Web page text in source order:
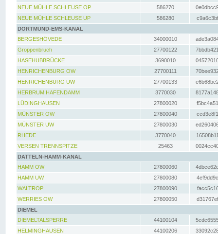
NEUE MÜHLE SCHLEUSE OP
586270
NEUE MÜHLE SCHLEUSE UP
586280
DORTMUND-EMS-KANAL
BERGESHÖVEDE
34000010
Groppenbruch
27700122
HASEHUBBRÜCKE
3690010
HENRICHENBURG OW
27700111
HENRICHENBURG UW
27700133
HERBRUM HAFENDAMM
3770030
LÜDINGHAUSEN
27800020
MÜNSTER OW
27800040
MÜNSTER UW
27800030
RHEDE
3770040
VERSEN TRENNSPITZE
25463
DATTELN-HAMM-KANAL
HAMM OW
27800060
HAMM UW
27800080
WALTROP
27800090
WERRIES OW
27800050
DIEMEL
DIEMELTALSPERRE
44100104
HELMINGHAUSEN
44100206